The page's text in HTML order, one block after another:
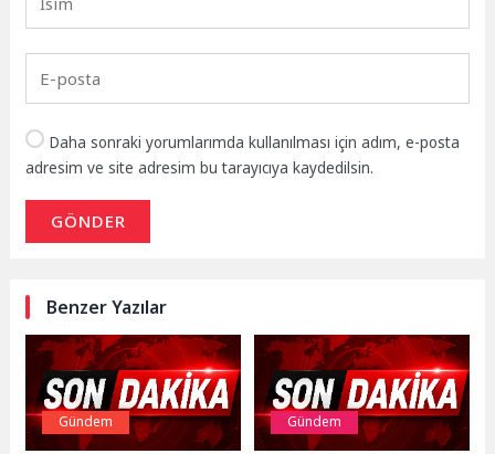
Daha sonraki yorumlarımda kullanılması için adım, e-posta
adresim ve site adresim bu tarayıcıya kaydedilsin.
GÖNDER
Benzer Yazılar
Gündem Gündem